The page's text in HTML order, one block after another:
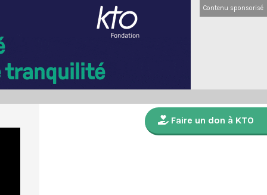
Contenu sponsorisé
Faire un don à KTO